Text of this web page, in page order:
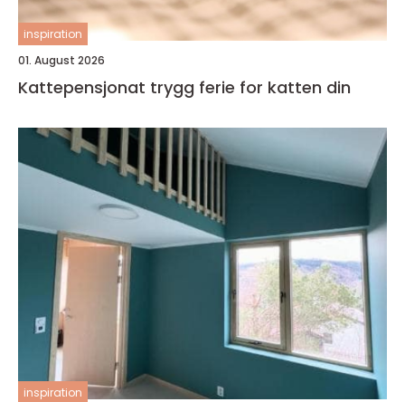
inspiration
01. August 2026
Kattepensjonat trygg ferie for katten din
inspiration